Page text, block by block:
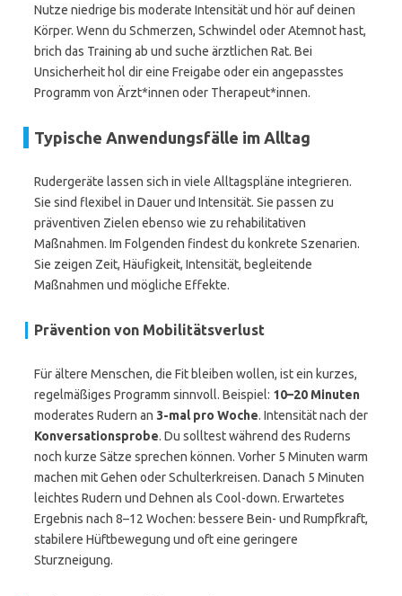
Nutze niedrige bis moderate Intensität und hör auf deinen
Körper. Wenn du Schmerzen, Schwindel oder Atemnot hast,
brich das Training ab und suche ärztlichen Rat. Bei
Unsicherheit hol dir eine Freigabe oder ein angepasstes
Programm von Ärzt*innen oder Therapeut*innen.
Typische Anwendungsfälle im Alltag
Rudergeräte lassen sich in viele Alltagspläne integrieren.
Sie sind flexibel in Dauer und Intensität. Sie passen zu
präventiven Zielen ebenso wie zu rehabilitativen
Maßnahmen. Im Folgenden findest du konkrete Szenarien.
Sie zeigen Zeit, Häufigkeit, Intensität, begleitende
Maßnahmen und mögliche Effekte.
Prävention von Mobilitätsverlust
Für ältere Menschen, die Fit bleiben wollen, ist ein kurzes,
regelmäßiges Programm sinnvoll. Beispiel: 10–20 Minuten
moderates Rudern an 3-mal pro Woche. Intensität nach der
Konversationsprobe. Du solltest während des Ruderns
noch kurze Sätze sprechen können. Vorher 5 Minuten warm
machen mit Gehen oder Schulterkreisen. Danach 5 Minuten
leichtes Rudern und Dehnen als Cool-down. Erwartetes
Ergebnis nach 8–12 Wochen: bessere Bein- und Rumpfkraft,
stabilere Hüftbewegung und oft eine geringere
Sturzneigung.